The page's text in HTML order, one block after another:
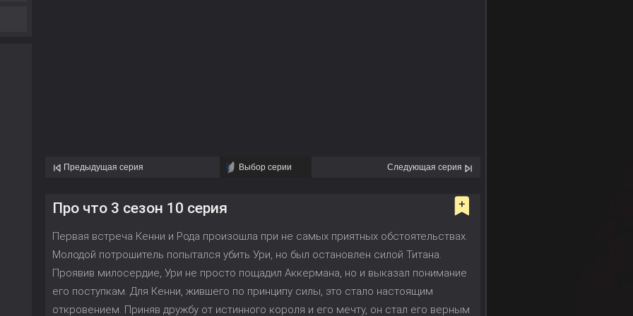
Предыдущая серия Выбор серии Следующая серия
Про что 3 сезон 10 серия
Первая встреча Кенни и Рода произошла при не самых приятных обстоятельствах.
Молодой потрошитель попытался убить Ури, но был остановлен силой Титана.
Проявив милосердие, Ури не просто пощадил Аккермана, но и выказал понимание
его поступкам. Для Кенни, жившего по принципу силы, это стало настоящим
откровением. Приняв дружбу от истинного короля и его мечту, он стал его верным